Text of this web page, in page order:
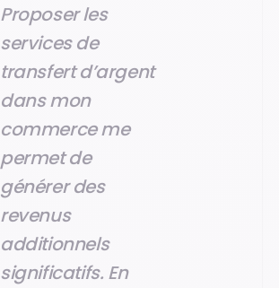
Proposer les
services de
transfert d’argent
dans mon
commerce me
permet de
générer des
revenus
additionnels
significatifs. En